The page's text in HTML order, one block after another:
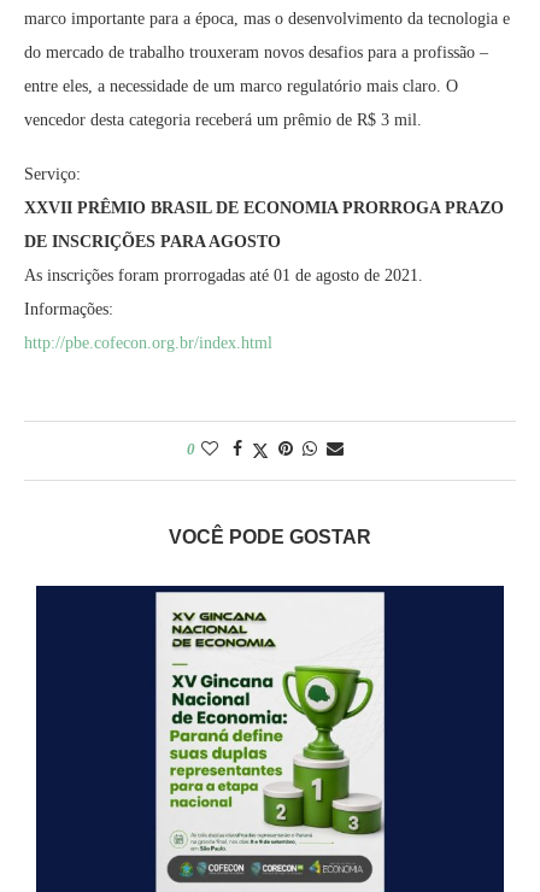
marco importante para a época, mas o desenvolvimento da tecnologia e
do mercado de trabalho trouxeram novos desafios para a profissão –
entre eles, a necessidade de um marco regulatório mais claro. O
vencedor desta categoria receberá um prêmio de R$ 3 mil.
Serviço:
XXVII PRÊMIO BRASIL DE ECONOMIA PRORROGA PRAZO
DE INSCRIÇÕES PARA AGOSTO
As inscrições foram prorrogadas até 01 de agosto de 2021.
Informações:
http://pbe.cofecon.org.br/index.html
0
VOCÊ PODE GOSTAR